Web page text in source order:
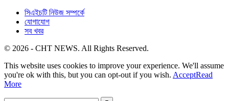
সিএইচটি নিউজ সম্পর্কে
যোগাযোগ
সব খবর
© 2026 - CHT NEWS. All Rights Reserved.
This website uses cookies to improve your experience. We'll assume
you're ok with this, but you can opt-out if you wish. AcceptRead
More